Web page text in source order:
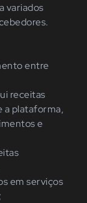
variados
entre
receitas
a plataforma,
e
em serviços